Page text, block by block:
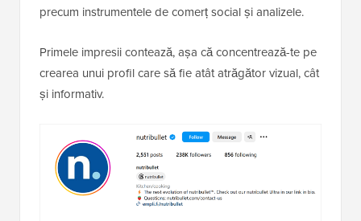
precum instrumentele de comerț social și analizele.
Primele impresii contează, așa că concentrează-te pe
crearea unui profil care să fie atât atrăgător vizual, cât
și informativ.